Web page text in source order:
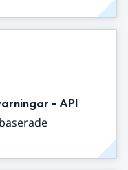
- API